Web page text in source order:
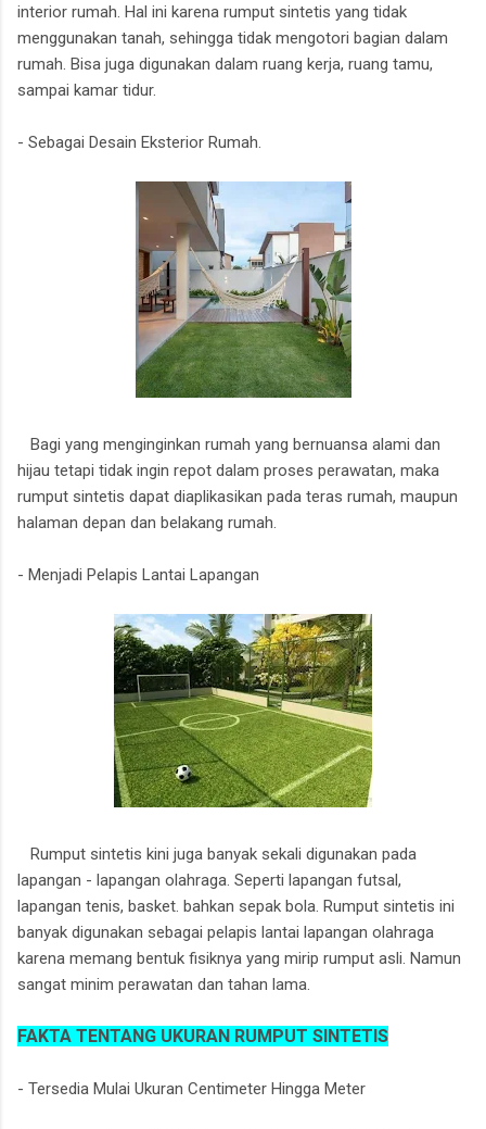
interior rumah. Hal ini karena rumput sintetis yang tidak
menggunakan tanah, sehingga tidak mengotori bagian dalam
rumah. Bisa juga digunakan dalam ruang kerja, ruang tamu,
sampai kamar tidur.
- Sebagai Desain Eksterior Rumah.
Bagi yang menginginkan rumah yang bernuansa alami dan
hijau tetapi tidak ingin repot dalam proses perawatan, maka
rumput sintetis dapat diaplikasikan pada teras rumah, maupun
halaman depan dan belakang rumah.
- Menjadi Pelapis Lantai Lapangan
Rumput sintetis kini juga banyak sekali digunakan pada
lapangan - lapangan olahraga. Seperti lapangan futsal,
lapangan tenis, basket. bahkan sepak bola. Rumput sintetis ini
banyak digunakan sebagai pelapis lantai lapangan olahraga
karena memang bentuk fisiknya yang mirip rumput asli. Namun
sangat minim perawatan dan tahan lama.
FAKTA TENTANG UKURAN RUMPUT SINTETIS
- Tersedia Mulai Ukuran Centimeter Hingga Meter